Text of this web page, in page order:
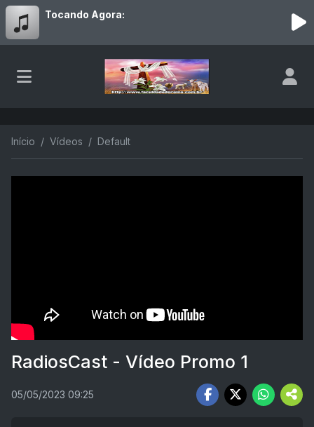
Tocando Agora:
Início Vídeos Default
RadiosCast - Vídeo Promo 1
05/05/2023 09:25